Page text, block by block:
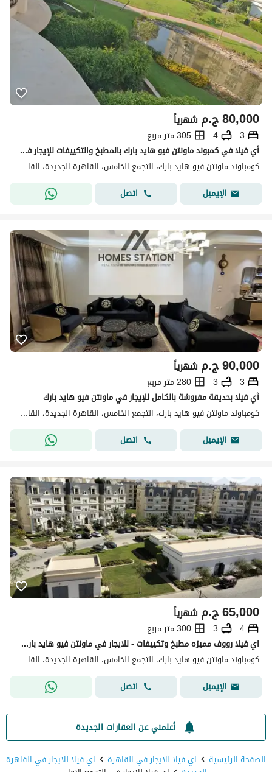
ج.م80,000 شهرياً
3
4
305 متر مربع
أي فيلا في كمبوند ماونتن فيو هايد بارك بالمطبخ والتكييفات للإيجار في التجمع الخامس
كومباوند ماونتن فيو هايد بارك، التجمع الخامس، القاهرة الجديدة، القاهرة
الإيميل
اتصل
ج.م90,000 شهرياً
3
3
280 متر مربع
آي فيلا بحديقة مفروشة بالكامل للإيجار في ماونتن فيو هايد بارك
كومباوند ماونتن فيو هايد بارك، التجمع الخامس، القاهرة الجديدة، القاهرة
الإيميل
اتصل
ج.م65,000 شهرياً
4
3
300 متر مربع
اي فيلا رووف مميزه مطبخ وتكييفات - للايجار في ماونتن فيو هايد بارك - التجمع الخامس - القاهرة الجديدة
كومباوند ماونتن فيو هايد بارك، التجمع الخامس، القاهرة الجديدة، القاهرة
الإيميل
اتصل
أعلمني عن العقارات الجديدة
الصفحة الرئيسية
اي فيلا للايجار في القاهرة اي فيلا للايجار في القاهرة